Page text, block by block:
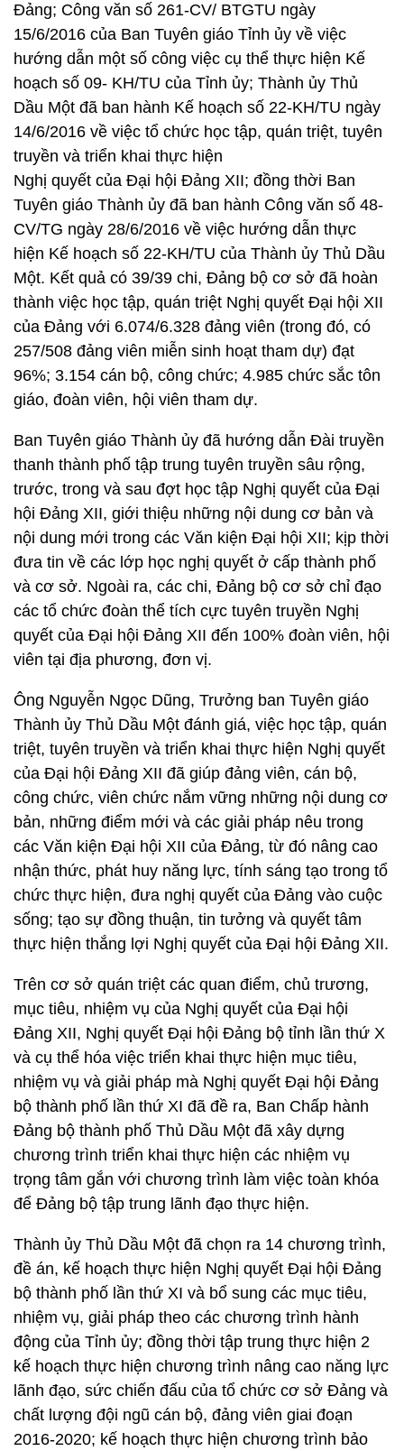
Đảng; Công văn số 261-CV/ BTGTU ngày
15/6/2016 của Ban Tuyên giáo Tỉnh ủy về việc
hướng dẫn một số công việc cụ thể thực hiện Kế
hoạch số 09- KH/TU của Tỉnh ủy; Thành ủy Thủ
Dầu Một đã ban hành Kế hoạch số 22-KH/TU ngày
14/6/2016 về việc tổ chức học tập, quán triệt, tuyên
truyền và triển khai thực hiện
Nghị quyết của Đại hội Đảng XII; đồng thời Ban
Tuyên giáo Thành ủy đã ban hành Công văn số 48-
CV/TG ngày 28/6/2016 về việc hướng dẫn thực
hiện Kế hoạch số 22-KH/TU của Thành ủy Thủ Dầu
Một. Kết quả có 39/39 chi, Đảng bộ cơ sở đã hoàn
thành việc học tập, quán triệt Nghị quyết Đại hội XII
của Đảng với 6.074/6.328 đảng viên (trong đó, có
257/508 đảng viên miễn sinh hoạt tham dự) đạt
96%; 3.154 cán bộ, công chức; 4.985 chức sắc tôn
giáo, đoàn viên, hội viên tham dự.
Ban Tuyên giáo Thành ủy đã hướng dẫn Đài truyền
thanh thành phố tập trung tuyên truyền sâu rộng,
trước, trong và sau đợt học tập Nghị quyết của Đại
hội Đảng XII, giới thiệu những nội dung cơ bản và
nội dung mới trong các Văn kiện Đại hội XII; kịp thời
đưa tin về các lớp học nghị quyết ở cấp thành phố
và cơ sở. Ngoài ra, các chi, Đảng bộ cơ sở chỉ đạo
các tổ chức đoàn thể tích cực tuyên truyền Nghị
quyết của Đại hội Đảng XII đến 100% đoàn viên, hội
viên tại địa phương, đơn vị.
Ông Nguyễn Ngọc Dũng, Trưởng ban Tuyên giáo
Thành ủy Thủ Dầu Một đánh giá, việc học tập, quán
triệt, tuyên truyền và triển khai thực hiện Nghị quyết
của Đại hội Đảng XII đã giúp đảng viên, cán bộ,
công chức, viên chức nắm vững những nội dung cơ
bản, những điểm mới và các giải pháp nêu trong
các Văn kiện Đại hội XII của Đảng, từ đó nâng cao
nhận thức, phát huy năng lực, tính sáng tạo trong tổ
chức thực hiện, đưa nghị quyết của Đảng vào cuộc
sống; tạo sự đồng thuận, tin tưởng và quyết tâm
thực hiện thắng lợi Nghị quyết của Đại hội Đảng XII.
Trên cơ sở quán triệt các quan điểm, chủ trương,
mục tiêu, nhiệm vụ của Nghị quyết của Đại hội
Đảng XII, Nghị quyết Đại hội Đảng bộ tỉnh lần thứ X
và cụ thể hóa việc triển khai thực hiện mục tiêu,
nhiệm vụ và giải pháp mà Nghị quyết Đại hội Đảng
bộ thành phố lần thứ XI đã đề ra, Ban Chấp hành
Đảng bộ thành phố Thủ Dầu Một đã xây dựng
chương trình triển khai thực hiện các nhiệm vụ
trọng tâm gắn với chương trình làm việc toàn khóa
để Đảng bộ tập trung lãnh đạo thực hiện.
Thành ủy Thủ Dầu Một đã chọn ra 14 chương trình,
đề án, kế hoạch thực hiện Nghị quyết Đại hội Đảng
bộ thành phố lần thứ XI và bổ sung các mục tiêu,
nhiệm vụ, giải pháp theo các chương trình hành
động của Tỉnh ủy; đồng thời tập trung thực hiện 2
kế hoạch thực hiện chương trình nâng cao năng lực
lãnh đạo, sức chiến đấu của tổ chức cơ sở Đảng và
chất lượng đội ngũ cán bộ, đảng viên giai đoạn
2016-2020; kế hoạch thực hiện chương trình bảo